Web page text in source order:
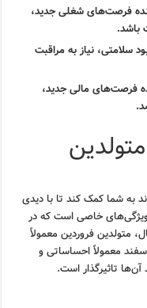
فرصت‌های شغلی جدید،
باشد.
سلامتی، نیاز به مراقبت
فرصت‌های مالی جدید،
به شما کمک کند تا با دیدی
ویژگی‌های خاصی است که در
متولدین فروردین معمولاً
معمولاً احساساتی و
تاثیرگذار است.